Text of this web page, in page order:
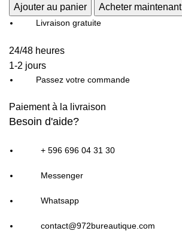
VIVOBOOK
S
S3607CA-
PRO-
OLED-
16"
OLED
Intel
5-
14
Ajouter au panier Acheter maintenant
Livraison gratuite
24/48 heures
1-2 jours
Passez votre commande
Paiement à la livraison
Besoin d'aide?
+ 596 696 04 31 30
Messenger
Whatsapp
contact@972bureautique.com